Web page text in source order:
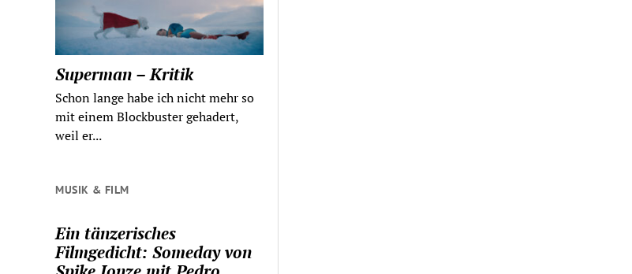
Superman – Kritik
Schon lange habe ich nicht mehr so
mit einem Blockbuster gehadert,
weil er...
MUSIK & FILM
Ein tänzerisches
Filmgedicht: Someday von